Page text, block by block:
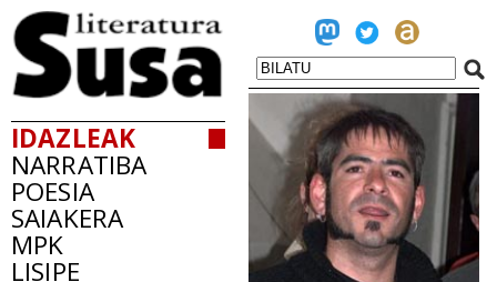
IDAZLEAK
NARRATIBA
POESIA
SAIAKERA
MPK
LISIPE